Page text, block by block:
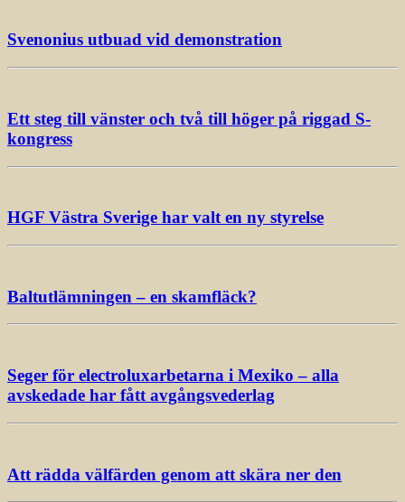
Svenonius utbuad vid demonstration
Ett steg till vänster och två till höger på riggad S-
kongress
HGF Västra Sverige har valt en ny styrelse
Baltutlämningen – en skamfläck?
Seger för electroluxarbetarna i Mexiko – alla
avskedade har fått avgångsvederlag
Att rädda välfärden genom att skära ner den